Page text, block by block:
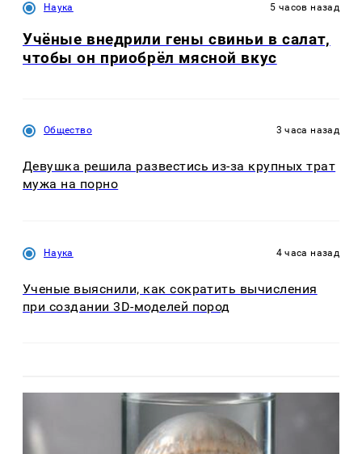
Наука 5 часов назад
Учёные внедрили гены свиньи в салат,
чтобы он приобрёл мясной вкус
Общество 3 часа назад
Девушка решила развестись из-за крупных трат
мужа на порно
Наука 4 часа назад
Ученые выяснили, как сократить вычисления
при создании 3D-моделей пород